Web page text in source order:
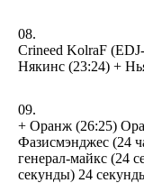
Crineed KolraF
Някинс (23:24) +
+ Оранж (26:25)
Фазисмэнджес (24
генерал-майкс (24
секунды) 24